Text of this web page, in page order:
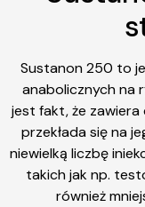
Sustanon 250 to
anabolicznych na
jest fakt, że
przekłada się na
niewielką liczbę
takich jak np.
również